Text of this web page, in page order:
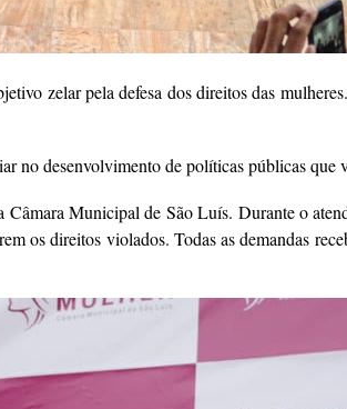
zelar pela defesa dos direitos das
no desenvolvimento de políticas públicas que
Municipal de São Luís. Durante o
os direitos violados. Todas as demandas